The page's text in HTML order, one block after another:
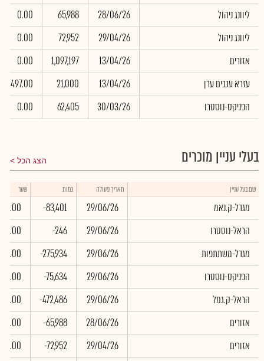
ליוונג ניהול
28/06/26
65,988
0.00
ליוונג ניהול
29/04/26
72,952
0.00
אזורים
13/04/26
1,097,197
0.00
עזרא ענבים ערן
13/04/26
21,000
497.00
הפניקס-נוסטרו
30/03/26
62,405
0.00
בעלי עניין מוכרים הצג הכל
שם בעל עניין תאריך פעולה כמות שער
מגדל-ק.נאמ 29/06/26
-83,401
0.00
הראל-נוסטרו
29/06/26
-246
0.00
מגדל-משתתפות
29/06/26
-275,934
0.00
הפניקס-נוסטרו
29/06/26
-75,634
0.00
הראל-ק.גמל
29/06/26
-472,486
0.00
אזורים
28/06/26
-65,988
0.00
אזורים
29/04/26
-72,952
0.00